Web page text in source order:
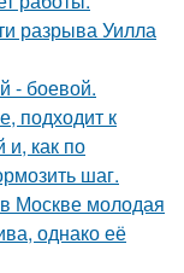
разрыва Уилла
- боевой.
подходит к
как по
шаг.
Москве молодая
однако её